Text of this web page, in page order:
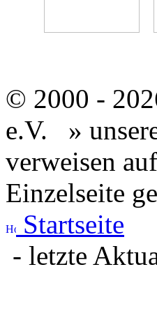
© 2000 -
e.V.
»
verweisen
Einzelseite
Startseite
- letzte